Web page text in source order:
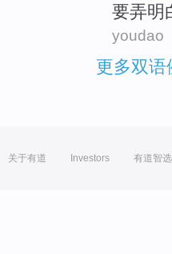
要弄明
youdao
更多双语
关于有道 Investors 有道智选